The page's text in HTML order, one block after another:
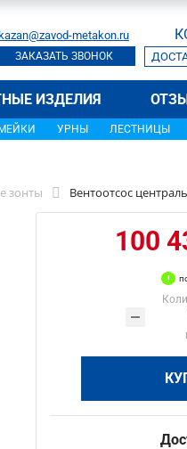
metakon.ru
ЗАКАЗАТЬ ЗВОНОК
ИЗДЕЛИЯ
УРНЫ ЛЕСТНИЦЫ
зонты Вентоотсос
100